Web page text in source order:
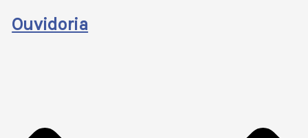
Ouvidoria